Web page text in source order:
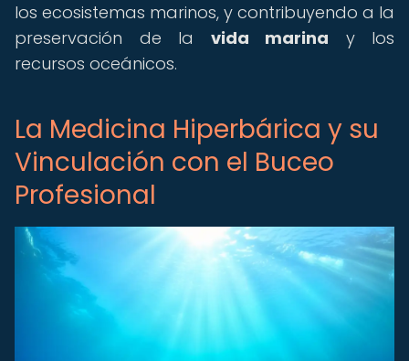
los ecosistemas marinos, y contribuyendo a la
preservación de la vida marina y los
recursos oceánicos.
La Medicina Hiperbárica y su
Vinculación con el Buceo
Profesional